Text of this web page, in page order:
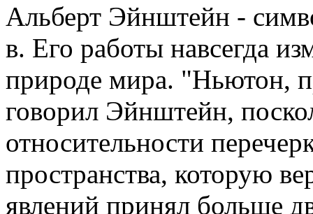
Альберт Эйнштейн -
в. Его работы навсегда
природе мира. "Ньютон,
говорил Эйнштейн,
относительности
пространства, которую
явлений принял больше